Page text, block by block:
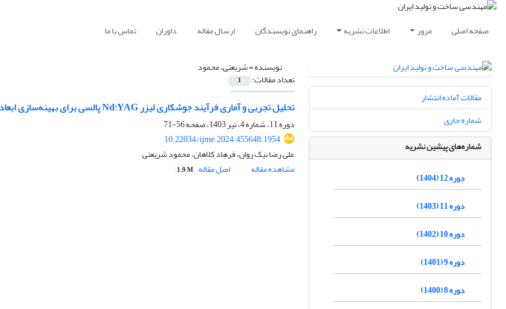
صفحه اصلی مرور اطلاعات نشریه راهنمای نویسندگان ارسال مقاله داوران تماس با ما
نویسنده =شریعتی، محمود
تعداد مقالات: 1
تحلیل تجربی و آماری فرآیند جوشکاری لیزر Nd:YAG پالسی برای بهینه‌سازی ابعاد اتصال در لوله جدار نازک فولاد زنگ نزن 316L
دوره 11، شماره 4، تیر 1403، صفحه
56-71
10.22034/ijme.2024.455648.1954
علی رضا نیک روان، فرهاد کلاهان، محمود شریعتی
مشاهده مقاله
اصل مقاله 1.9 M
مقالات آماده انتشار
شماره جاری
شماره‌های پیشین نشریه
دوره 12 (1404)
دوره 11 (1403)
دوره 10 (1402)
دوره 9 (1401)
دوره 8 (1400)